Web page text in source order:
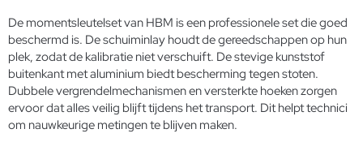
De momentsleutelset van HBM is een professionele set die goed
beschermd is. De schuiminlay houdt de gereedschappen op hun
plek, zodat de kalibratie niet verschuift. De stevige kunststof
buitenkant met aluminium biedt bescherming tegen stoten.
Dubbele vergrendelmechanismen en versterkte hoeken zorgen
ervoor dat alles veilig blijft tijdens het transport. Dit helpt technici
om nauwkeurige metingen te blijven maken.